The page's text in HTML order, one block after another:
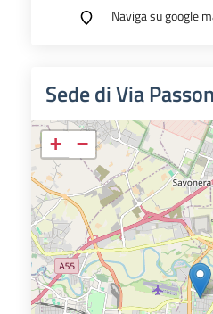
Naviga su google
Sede di Via
+ −